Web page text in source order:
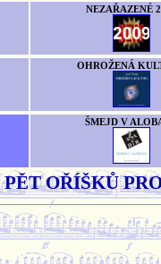
NEZAŘAZENÉ
OHROŽENÁ
ŠMEJD V
PĚT OŘÍŠKŮ